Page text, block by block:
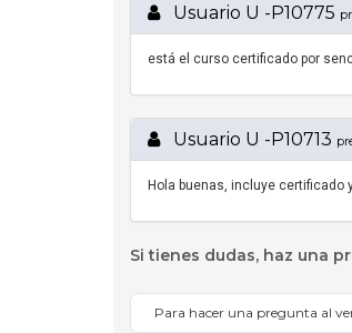
Usuario U -P10775
está el curso certificado por
Usuario U -P10713
Hola buenas, incluye certificado
Si tienes dudas, haz una
Para hacer una pregunta al